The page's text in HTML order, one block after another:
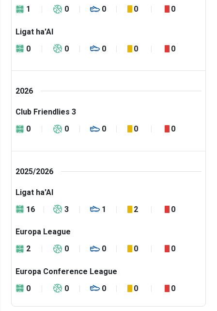
1
0 0 0 0
Ligat ha'Al
0
0 0 0 0
2026
Club Friendlies 3
0
0 0 0 0
2025/2026
Ligat ha'Al
16
3 1 2 0
Europa League
2
0 0 0 0
Europa Conference League
0
0 0 0 0